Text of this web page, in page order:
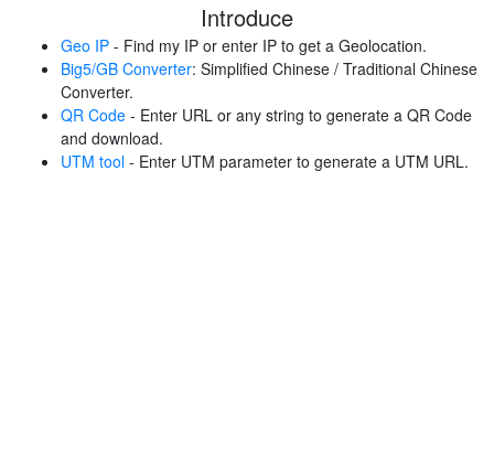
Introduce
Geo IP - Find my IP or enter IP to get a Geolocation.
Big5/GB Converter: Simplified Chinese / Traditional Chinese
Converter.
QR Code - Enter URL or any string to generate a QR Code
and download.
UTM tool - Enter UTM parameter to generate a UTM URL.